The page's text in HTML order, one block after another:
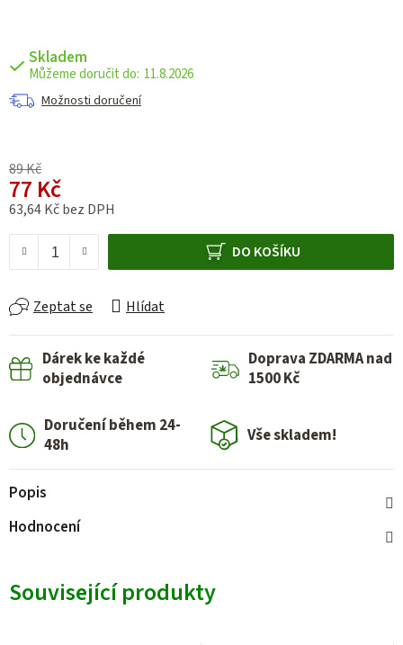
Skladem
11.8.2026
Možnosti doručení
89 Kč
77 Kč
63,64 Kč bez DPH
DO KOŠÍKU
Zeptat se Hlídat
Dárek ke každé
objednávce
Doprava ZDARMA nad
1500 Kč
Doručení během 24-
48h
Vše skladem!
Popis
Hodnocení
Související produkty